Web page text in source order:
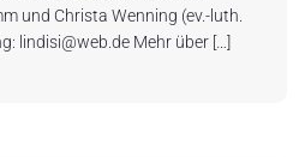
und Christa Wenning (ev.-luth.
lindisi@web.de Mehr über […]